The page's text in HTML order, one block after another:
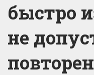
быстро
не